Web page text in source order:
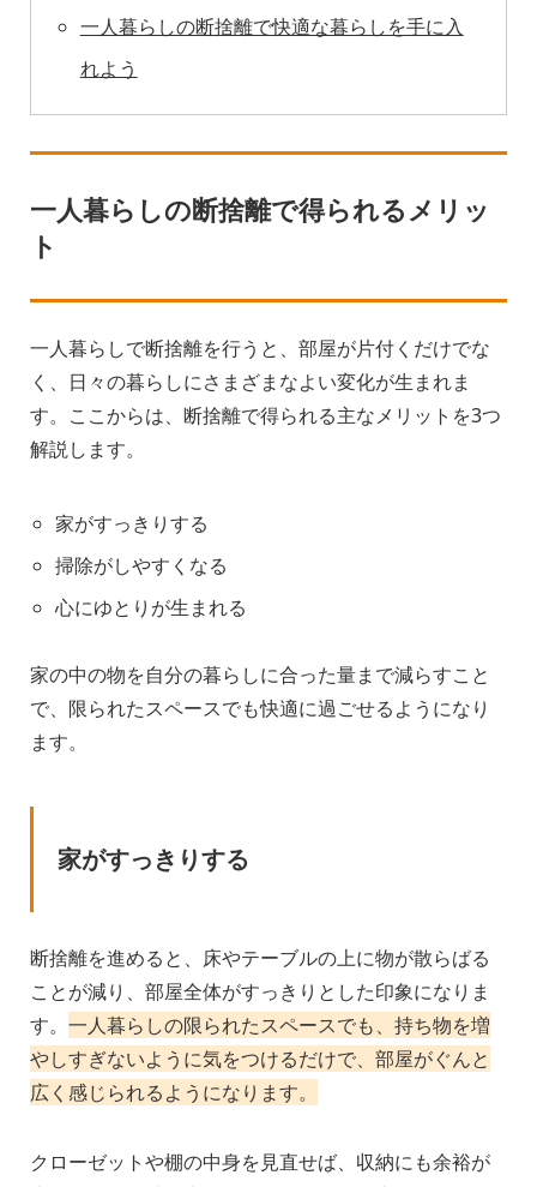
一人暮らしの断捨離で快適な暮らしを手に入
れよう
一人暮らしの断捨離で得られるメリッ
ト
一人暮らしで断捨離を行うと、部屋が片付くだけでな
く、日々の暮らしにさまざまなよい変化が生まれま
す。ここからは、断捨離で得られる主なメリットを3つ
解説します。
家がすっきりする
掃除がしやすくなる
心にゆとりが生まれる
家の中の物を自分の暮らしに合った量まで減らすこと
で、限られたスペースでも快適に過ごせるようになり
ます。
家がすっきりする
断捨離を進めると、床やテーブルの上に物が散らばる
ことが減り、部屋全体がすっきりとした印象になりま
す。 一人暮らしの限られたスペースでも、持ち物を増
やしすぎないように気をつけるだけで、部屋がぐんと
広く感じられるようになります。
クローゼットや棚の中身を見直せば、収納にも余裕が